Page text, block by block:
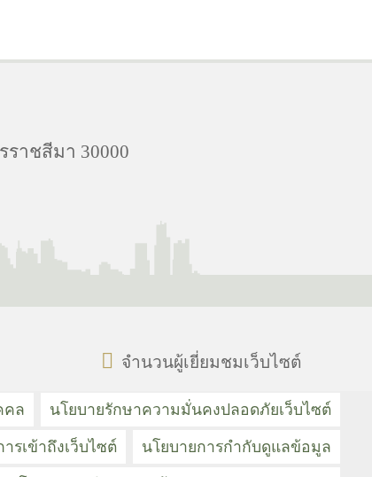
าชสีมา 30000
จำนวนผู้เยี่ยมชมเว็บไซต์
คล นโยบายรักษาความมั่นคงปลอดภัยเว็บไซต์
รเข้าถึงเว็บไซต์ นโยบายการกำกับดูแลข้อมูล